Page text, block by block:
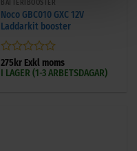
BATTERIBOOSTER
Noco GBC010 GXC 12V
Laddarkit booster
Betygsatt
0
275kr Exkl moms
I LAGER (1-3 ARBETSDAGAR)